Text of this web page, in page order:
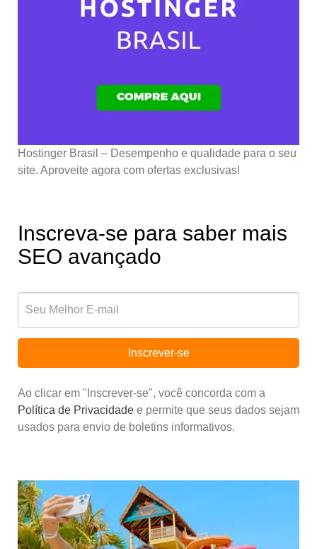
Hostinger Brasil – Desempenho e qualidade para o seu
site. Aproveite agora com ofertas exclusivas!
Inscreva-se para saber mais
SEO avançado
Inscrever-se
Ao clicar em "Inscrever-se", você concorda com a
Política de Privacidade e permite que seus dados sejam
usados para envio de boletins informativos.